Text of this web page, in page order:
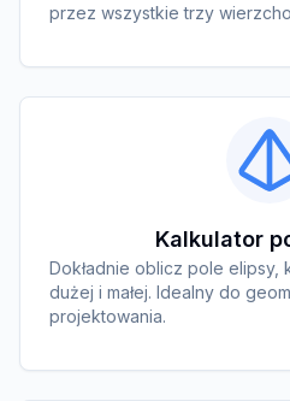
przez wszystkie trzy
Kalkulator
Dokładnie oblicz pole elipsy,
dużej i małej. Idealny do
projektowania.